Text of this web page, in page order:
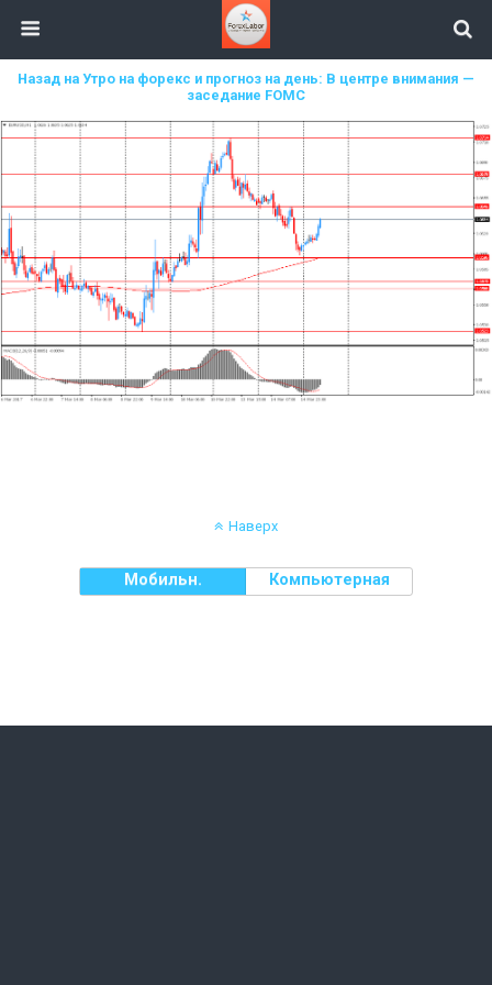
Назад на Утро на форекс и прогноз на день: В центре внимания —
заседание FOMC
Наверх
Мобильн. Компьютерная